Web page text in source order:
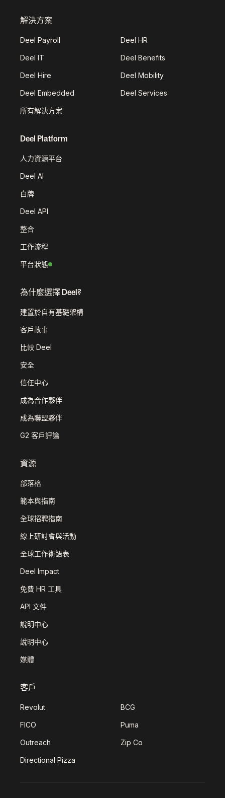
解決方案
Deel Payroll Deel HR
Deel IT Deel Benefits
Deel Hire Deel Mobility
Deel Embedded Deel Services
所有解決方案
Deel Platform
人力資源平台
Deel AI
白牌
Deel API
整合
工作流程
平台狀態
為什麼選擇 Deel?
建置於自有基礎架構
客戶故事
比較 Deel
安全
信任中心
成為合作夥伴
成為聯盟夥伴
G2 客戶評論
資源
部落格
範本與指南
全球招聘指南
線上研討會與活動
全球工作術語表
Deel Impact
免費 HR 工具
API 文件
說明中心
說明中心
媒體
客戶
Revolut BCG
FICO Puma
Outreach Zip Co
Directional Pizza